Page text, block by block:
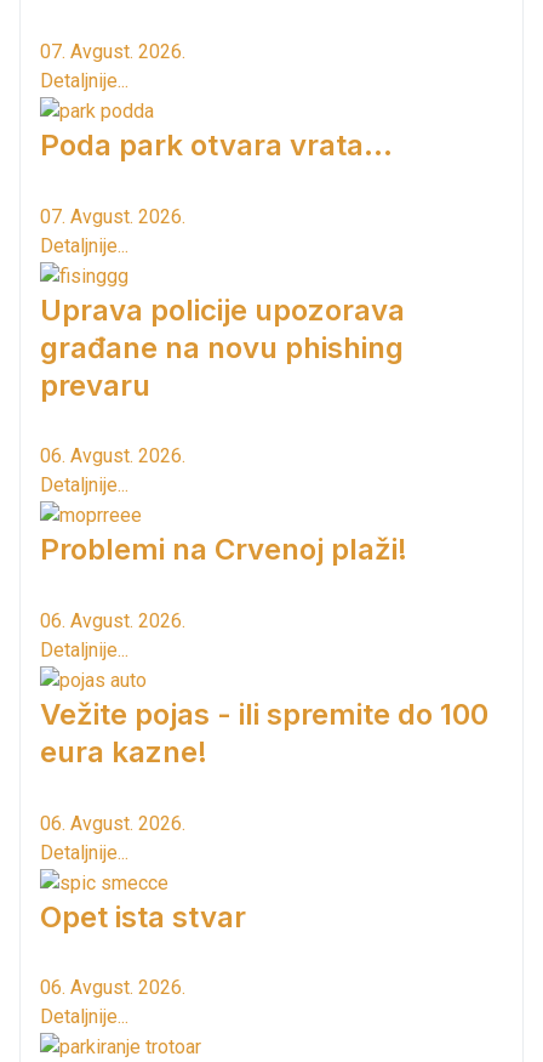
07. Avgust. 2026.
Detaljnije...
Poda park otvara vrata...
07. Avgust. 2026.
Detaljnije...
Uprava policije upozorava
građane na novu phishing
prevaru
06. Avgust. 2026.
Detaljnije...
Problemi na Crvenoj plaži!
06. Avgust. 2026.
Detaljnije...
Vežite pojas - ili spremite do 100
eura kazne!
06. Avgust. 2026.
Detaljnije...
Opet ista stvar
06. Avgust. 2026.
Detaljnije...